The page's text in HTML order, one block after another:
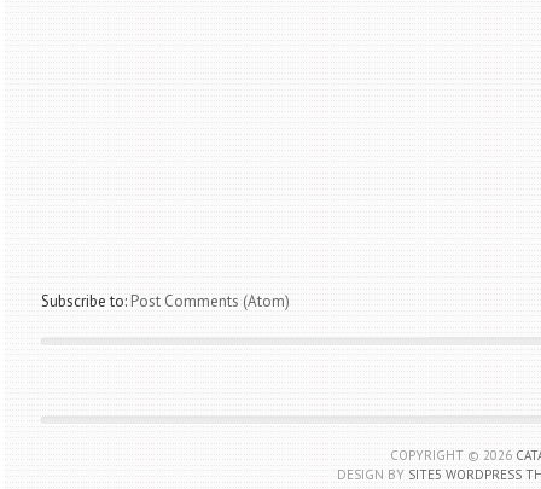
Subscribe to: Post Comments (Atom)
COPYRIGHT © 2026
DESIGN BY SITE5 WORDPRESS